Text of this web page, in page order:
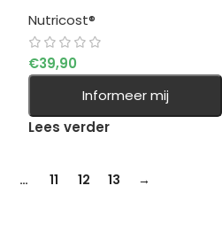
Nutricost®
€39,90
Informeer mij
Lees verder
… 11 12 13 →